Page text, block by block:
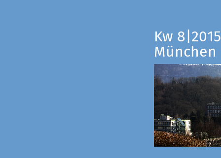
Kw
München